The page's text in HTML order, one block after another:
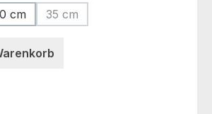
nicht verfügbar.)
cm 35 cm
(Diese Option ist zurzeit nicht
Wert ein oder benutze die Schaltflächen